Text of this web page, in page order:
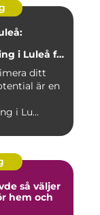
i Luleå för
ditt
är en
i Lu...
hem och